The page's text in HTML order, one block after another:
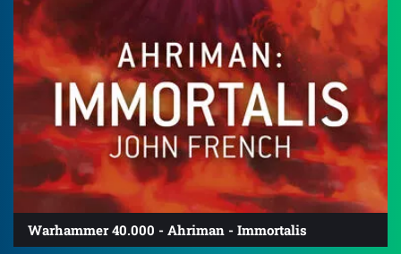
Warhammer 40.000 - Ahriman - Immortalis